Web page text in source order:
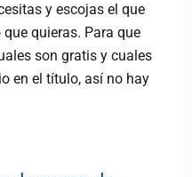
y escojas el que
quieras. Para que
son gratis y cuales
en el título, así no hay